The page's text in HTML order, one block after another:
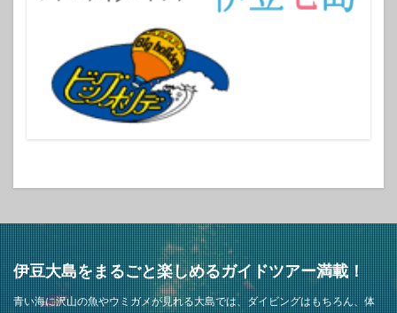
伊豆大島をまるごと楽しめるガイドツアー満載！
青い海に沢山の魚やウミガメが見れる大島では、ダイビングはもちろん、体